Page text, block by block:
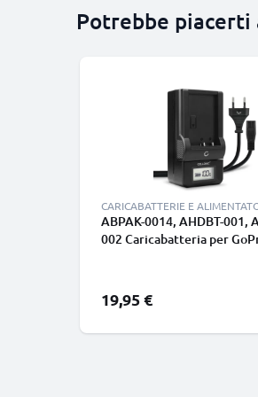
Potrebbe piacerti
CARICABATTERIE E
ABPAK-0014, AHDBT-001,
002 Caricabatteria per
19,95 €